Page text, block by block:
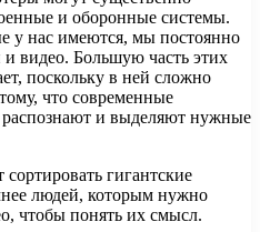
и оборонные системы.
у нас имеются, мы постоянно
видео. Большую часть этих
поскольку в ней сложно
что современные
и выделяют нужные
гигантские
людей, которым нужно
чтобы понять их смысл.